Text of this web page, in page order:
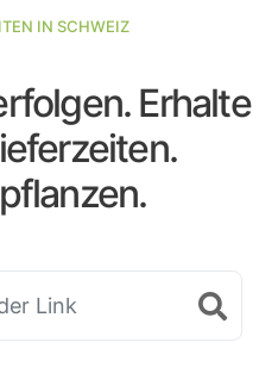
IN SCHWEIZ
Erhalte